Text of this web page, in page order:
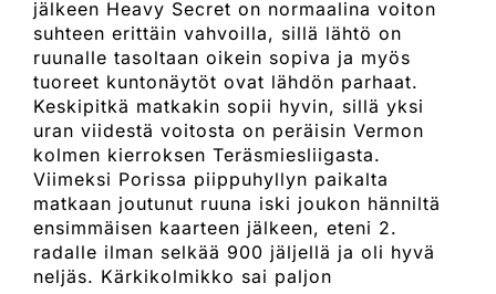
jälkeen Heavy Secret on normaalina voiton
suhteen erittäin vahvoilla, sillä lähtö on
ruunalle tasoltaan oikein sopiva ja myös
tuoreet kuntonäytöt ovat lähdön parhaat.
Keskipitkä matkakin sopii hyvin, sillä yksi
uran viidestä voitosta on peräisin Vermon
kolmen kierroksen Teräsmiesliigasta.
Viimeksi Porissa piippuhyllyn paikalta
matkaan joutunut ruuna iski joukon hänniltä
ensimmäisen kaarteen jälkeen, eteni 2.
radalle ilman selkää 900 jäljellä ja oli hyvä
neljäs. Kärkikolmikko sai paljon